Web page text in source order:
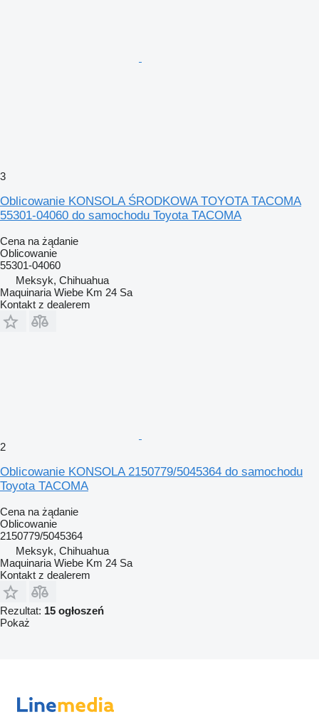
3
Oblicowanie KONSOLA ŚRODKOWA TOYOTA TACOMA
55301-04060 do samochodu Toyota TACOMA
Cena na żądanie
Oblicowanie
55301-04060
Meksyk, Chihuahua
Maquinaria Wiebe Km 24 Sa
Kontakt z dealerem
2
Oblicowanie KONSOLA 2150779/5045364 do samochodu
Toyota TACOMA
Cena na żądanie
Oblicowanie
2150779/5045364
Meksyk, Chihuahua
Maquinaria Wiebe Km 24 Sa
Kontakt z dealerem
Rezultat: 15 ogłoszeń
Pokaż